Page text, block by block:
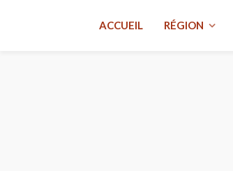
ACCUEIL RÉGION